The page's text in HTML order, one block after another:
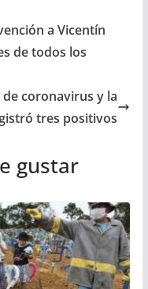
a Vicentín
de todos los
de coronavirus y la
tres positivos
gustar